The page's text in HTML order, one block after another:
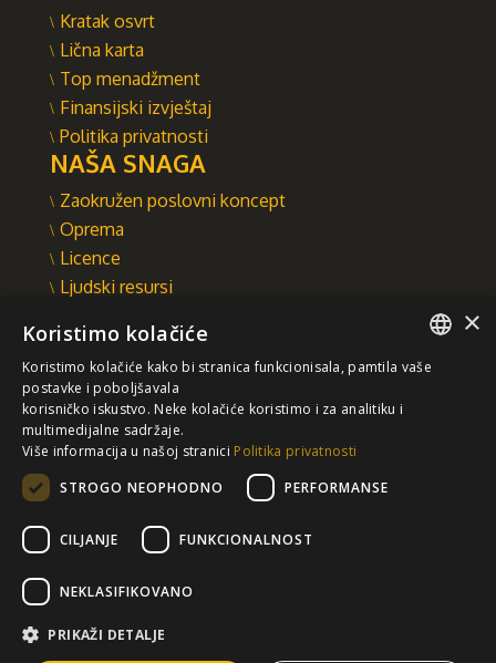
Kratak osvrt
Lična karta
Top menadžment
Finansijski izvještaj
Politika privatnosti
NAŠA SNAGA
Zaokružen poslovni koncept
Oprema
Licence
Ljudski resursi
INTEGRAL INŽENJERING A.D.
Omladinska 44, 78250 Laktaši
+387 (0)51 337 401
+387 (0)51 337 491
iicbl@integragrupa.com
www.integral.ba
Sadržaj ovog sajta služi za istovremeno informisanje poslovne,
kvalitetu predočenih informacija.
lično odgovorni za vaše izbore, akcije i rezultate – sada i u
×
Koristimo kolačiće
Koristimo kolačiće kako bi stranica funkcionisala, pamtila vaše
postavke i poboljšavala
korisničko iskustvo. Neke kolačiće koristimo i za analitiku i
multimedijalne sadržaje.
Više informacija u našoj stranici Politika privatnosti
STROGO NEOPHODNO
PERFORMANSE
CILJANJE FUNKCIONALNOST
NEKLASIFIKOVANO
PRIKAŽI DETALJE